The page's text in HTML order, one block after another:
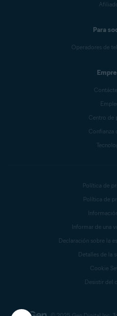
Para
Operadores de
Centro de
Confianza
Política de
Política de
Informar de una
Declaración sobre la
Detalles de la
Cookie
Desistir del